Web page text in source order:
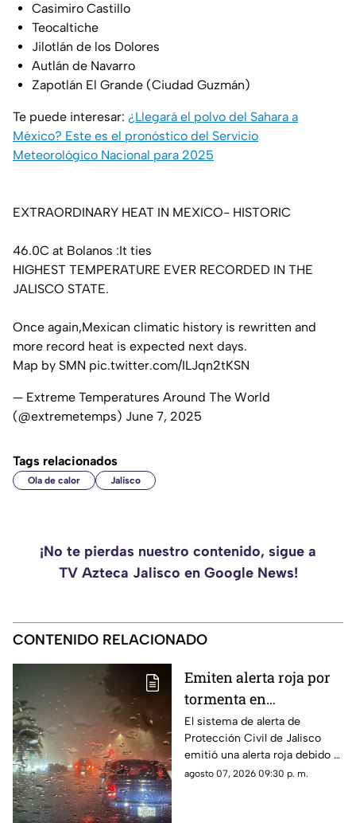
Casimiro Castillo
Teocaltiche
Jilotlán de los Dolores
Autlán de Navarro
Zapotlán El Grande (Ciudad Guzmán)
Te puede interesar: ¿Llegará el polvo del Sahara a
México? Este es el pronóstico del Servicio
Meteorológico Nacional para 2025
EXTRAORDINARY HEAT IN MEXICO- HISTORIC
46.0C at Bolanos :It ties
HIGHEST TEMPERATURE EVER RECORDED IN THE
JALISCO STATE.
Once again,Mexican climatic history is rewritten and
more record heat is expected next days.
Map by SMN pic.twitter.com/ILJqn2tKSN
— Extreme Temperatures Around The World
(@extremetemps) June 7, 2025
Tags relacionados
Ola de calor Jalisco
¡No te pierdas nuestro contenido, sigue a
TV Azteca Jalisco en Google News!
CONTENIDO RELACIONADO
Emiten alerta roja por
tormenta en
Guadalajara; advierten
de caída de árboles e
inundaciones
El sistema de alerta de
Protección Civil de Jalisco
emitió una alerta roja debido a
la fuerte tormenta que se
agosto 07, 2026 09:30 p. m.